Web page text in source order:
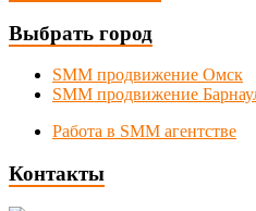
Выбрать город
SMM продвижение Омск
SMM продвижение
Работа в SMM агентстве
Контакты